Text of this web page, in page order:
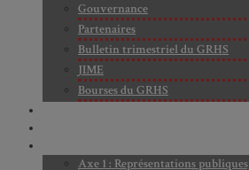
Gouvernance
Partenaires
Bulletin trimestriel du GRHS
JIME
Bourses du GRHS
Axe 1 : Représentations